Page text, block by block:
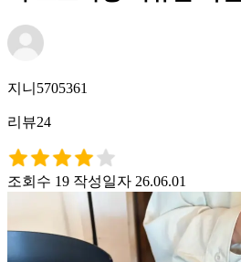
지니5705361
리뷰24
조회수 19 작성일자 26.06.01